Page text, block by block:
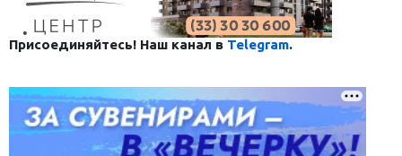
Присоединяйтесь! Наш канал в Telegram.